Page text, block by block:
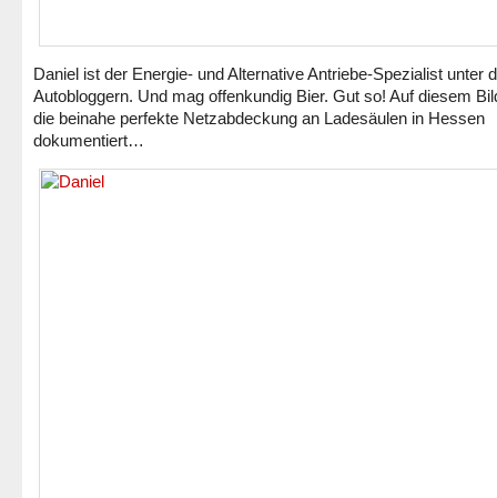
Daniel ist der Energie- und Alternative Antriebe-Spezialist unter
Autobloggern. Und mag offenkundig Bier. Gut so! Auf diesem
die beinahe perfekte Netzabdeckung an Ladesäulen in Hessen
dokumentiert…